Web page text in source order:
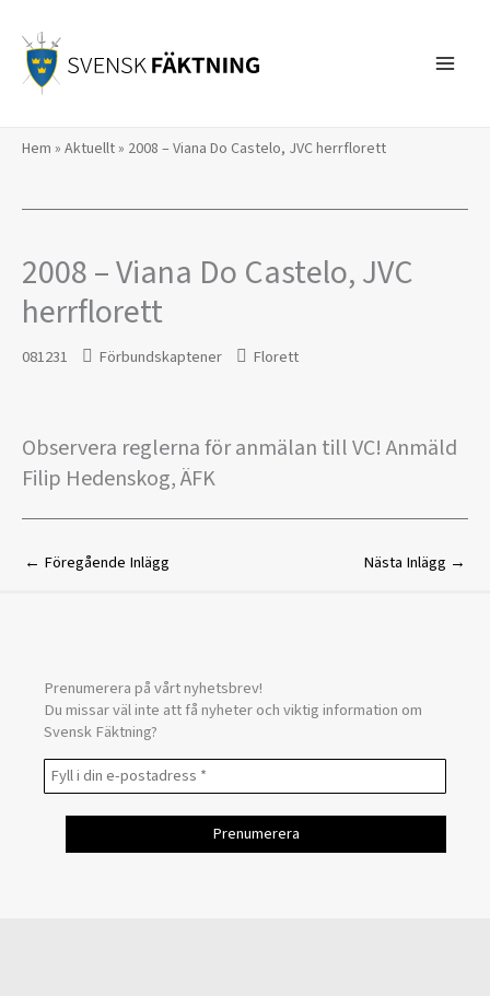
innehåll
Hem » Aktuellt» 2008 – Viana Do Castelo, JVC herrflorett
2008 – Viana Do Castelo, JVC
herrflorett
081231 Förbundskaptener Florett
Observera reglerna för anmälan till VC! Anmäld
Filip Hedenskog, ÄFK
← Föregående Inlägg Nästa Inlägg →
Prenumerera på vårt nyhetsbrev!
Du missar väl inte att få nyheter och viktig information om
Svensk Fäktning?